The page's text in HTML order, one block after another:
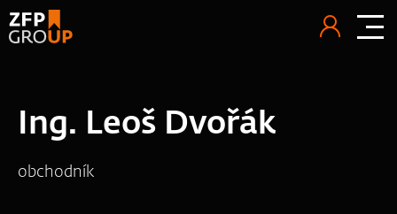
Ing. Leoš Dvořák
obchodník